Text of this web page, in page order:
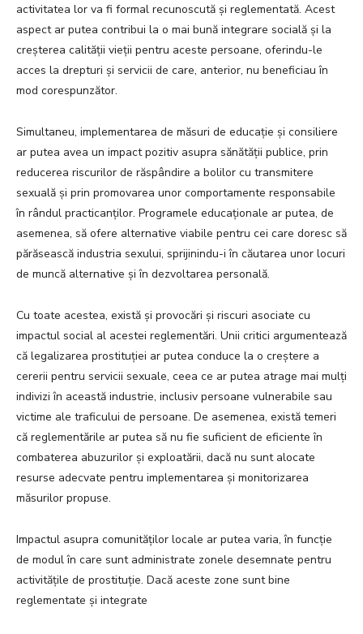
activitatea lor va fi formal recunoscută și reglementată. Acest
aspect ar putea contribui la o mai bună integrare socială și la
creșterea calității vieții pentru aceste persoane, oferindu-le
acces la drepturi și servicii de care, anterior, nu beneficiau în
mod corespunzător.
Simultaneu, implementarea de măsuri de educație și consiliere
ar putea avea un impact pozitiv asupra sănătății publice, prin
reducerea riscurilor de răspândire a bolilor cu transmitere
sexuală și prin promovarea unor comportamente responsabile
în rândul practicanților. Programele educaționale ar putea, de
asemenea, să ofere alternative viabile pentru cei care doresc să
părăsească industria sexului, sprijinindu-i în căutarea unor locuri
de muncă alternative și în dezvoltarea personală.
Cu toate acestea, există și provocări și riscuri asociate cu
impactul social al acestei reglementări. Unii critici argumentează
că legalizarea prostituției ar putea conduce la o creștere a
cererii pentru servicii sexuale, ceea ce ar putea atrage mai mulți
indivizi în această industrie, inclusiv persoane vulnerabile sau
victime ale traficului de persoane. De asemenea, există temeri
că reglementările ar putea să nu fie suficient de eficiente în
combaterea abuzurilor și exploatării, dacă nu sunt alocate
resurse adecvate pentru implementarea și monitorizarea
măsurilor propuse.
Impactul asupra comunităților locale ar putea varia, în funcție
de modul în care sunt administrate zonele desemnate pentru
activitățile de prostituție. Dacă aceste zone sunt bine
reglementate și integrate